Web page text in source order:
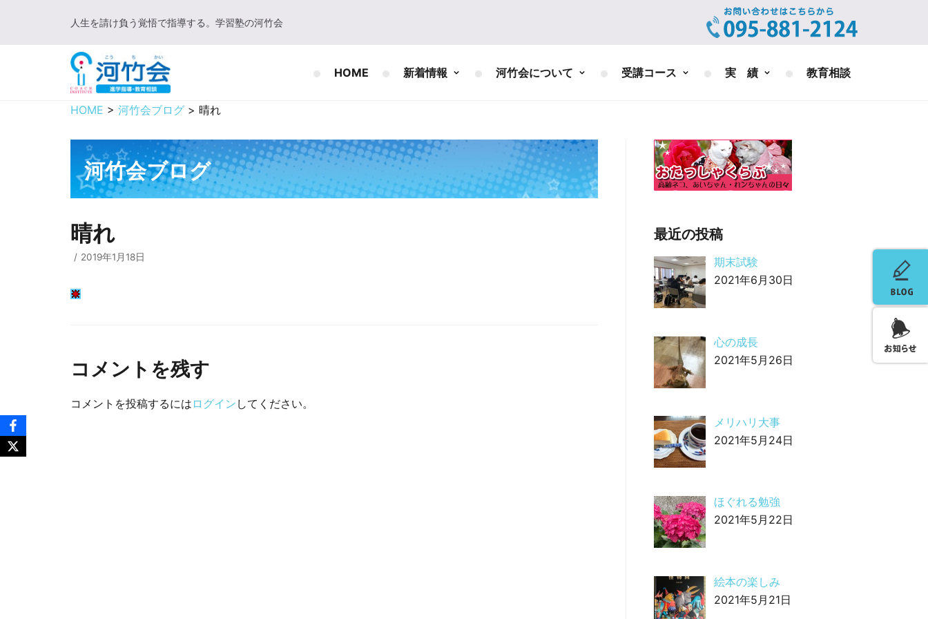
人生を請け負う覚悟で指導する。学習塾の河竹会
HOME 新着情報 河竹会について 受講コース 実 績 教育相談
HOME > 河竹会ブログ > 晴れ
河竹会ブログ
晴れ
2019年1月18日
コメントを残す
コメントを投稿するには ログイン してください。
最近の投稿
期末試験
2021年6月30日
心の成長
2021年5月26日
メリハリ大事
2021年5月24日
ほぐれる勉強
2021年5月22日
絵本の楽しみ
2021年5月21日